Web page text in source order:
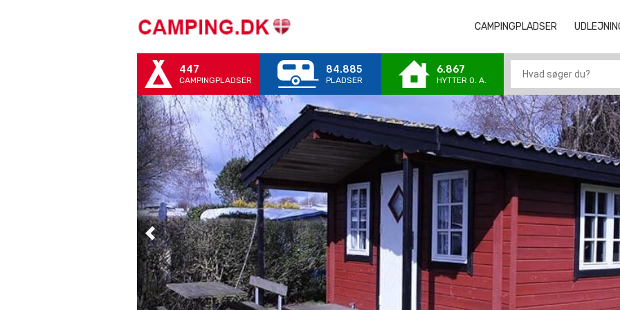
CAMPINGPLADSER
447
CAMPINGPLADSER
84.885
PLADSER
6.867
HYTTER 0. A.
Previous
Previous
Previous
Previous